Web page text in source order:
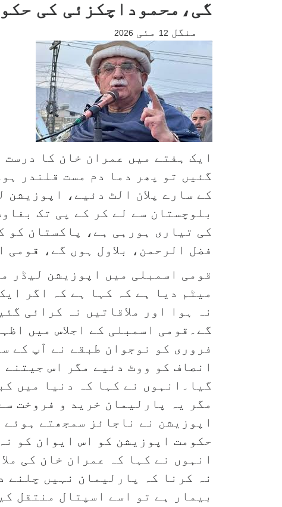
ٹرمپ
قیصر
گی،محموداچکزئی کی
منگل 12 مئی 2026
ایک ہفتے میں عمران خان کا درست
کے سارے پلان الٹ دئیے، اپوزیشن
بلوچستان سے لے کر کے پی تک
کی تیاری ہورہی ہے، پاکستان کو
فضل الرحمن، بلاول ہوں گے، قومی
قومی اسمبلی میں اپوزیشن لیڈر
میٹم دیا ہے کہ کہا ہے کہ اگر
نہ ہوا اور ملاقاتیں نہ کرائی
گے۔قومی اسمبلی کے اجلاس میں
فروری کو نوجوان طبقے نے آپ کے
انصاف کو ووٹ دئیے مگر اس
گیا۔انہوں نے کہا کہ دنیا میں
مگر یہ پارلیمان خرید و فروخت
اپوزیشن نے ناجائز سمجھتے ہوئے
حکومت اپوزیشن کو اس ایوان کو
انہوں نے کہا کہ عمران خان کی
نہ کرنا کہ پارلیمان نہیں چلنے
بیمار ہے تو اسے اسپتال منتقل